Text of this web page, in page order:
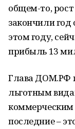
общем-то,
закончили
этом году,
прибыль 13
Глава ДОМ.РФ
льготным
последние –